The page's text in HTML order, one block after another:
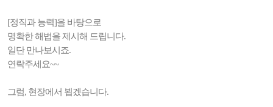
[정직과 능력]을 바탕으로
명확한 해법을 제시해 드립니다.
일단 만나보시죠.
연락주세요~~
그럼, 현장에서 뵙겠습니다.